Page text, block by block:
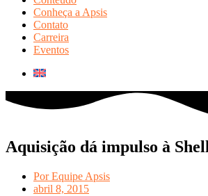
Conheça a Apsis
Contato
Carreira
Eventos
Aquisição dá impulso à
PorEquipe Apsis
abril 8, 2015